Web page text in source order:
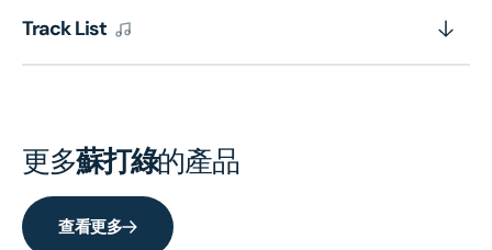
Track List
更多蘇打綠的產品
查看更多